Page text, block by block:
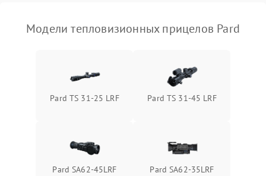
защиты от
1500 ₽ Подробнее →
защиты от замыкания
Подробнее →
Модели тепловизионных прицелов Pard
Pard TS 31-25 LRF Pard TS 31-45 LRF
Pard SA62-45LRF Pard SA62-35LRF